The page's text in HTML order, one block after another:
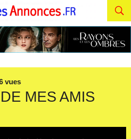
vues
MES AMIS